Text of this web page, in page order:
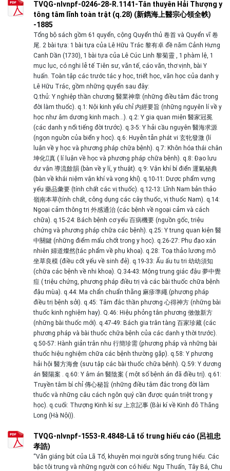
TVQG-nlvnpf-0246-28-R.1141-Tân thuyên Hải Thượng y
tông tâm lĩnh toàn trật (q.28) (新鐫海上醫宗心領全帙)
-1885
Tổng bộ sách gồm 61 quyển, cộng Quyển thủ 卷首 và Quyển vĩ 卷
尾. 2 bài tựa: 1 bài tựa của Lê Hữu Trác 黎有卓 đề năm Cảnh Hưng
Canh Dần (1730), 1 bài tựa của Lê Cúc Linh 黎菊靈 , 1 phàm lệ, 1
mục lục, có nghi lễ tế Tiên sư, văn tế, cáo văn, thơ vịnh, bài Y
huấn. Toàn tập các trước tác y học, triết học, văn học của danh y
Lê Hữu Trác, gồm những quyển sau đây:
Q.thủ: Y nghiệp thần chương 醫業神章 (những điều tâm đắc trong
đời làm thuốc). q.1: Nội kinh yếu chỉ 内經要旨 (những nguyên lí về y
học như âm dương kinh mạch…). q.2: Y gia quan miện 醫家冠冕
(các danh y nổi tiếng đời trước). q.3-5: Y hải cầu nguyên 醫海求源
(ngọn nguồn của biển y học). q.6: Huyễn tẫn phát vi 玄牝發溦 (lí
luận về y học và phương pháp chữa bệnh). q.7: Khôn hóa thái chân
坤化񠈚真 ( lí luận về học và phương pháp chữa bệnh). q.8: Đạo lưu
dư vận 導流餘韻 (bàn về y lí, y thuật). q.9: Vận khí bí điển 運氣秘典
(bàn về khái niệm vận khí và vọng khí). q.10-11: Dược phẩm vựng
yếu 藥品彙要 (tính chất các vị thuốc). q.12-13: Lĩnh Nam bản thảo
嶺南本草(tính chất, công dụng các cây thuốc, vị thuốc Nam). q.14:
Ngoại cảm thông trị 外感通治 (các bệnh về ngoại cảm và cách
chữa). q.15-24: Bách bệnh cơ yếu 百病機要 (nguồn gốc, triệu
chứng và phương pháp chữa các bệnh). q.25: Y trung quan kiện 醫
中關鍵 (những điểm mấu chốt trong y học). q.26-27: Phụ đạo xán
nhiên 婦道燦然(tác phẩm về phụ khoa). q.28: Toạ thảo lương mô
坐草良模 (điều cốt yếu về sinh đẻ). q.19-33: Ấu ấu tu tri 幼幼須知
(chữa các bệnh về nhi khoa). Q.34-43: Mộng trung giác đậu 夢中覺
痘 ( triệu chứng, phương pháp điều trị và các bài thuốc chữa bệnh
đậu mùa). q.44: Ma chẩn chuẩn thằng 麻疹準繩 (phương pháp
điều trị bệnh sởi). q.45: Tâm đắc thần phương 心得神方 (những bài
thuốc kinh nghiệm hay). Q.46: Hiệu phỏng tân phương 傚倣新方
(những bài thuốc mới). q.47-49: Bách gia trân tàng 百家珍藏 (các
phương pháp và bài thuốc chữa bệnh của các danh y thời trước).
q.50-57: Hành giản trân nhu 行簡珍需 (phương pháp và những bài
thuốc hiệu nghiệm chữa các bệnh thường gặp). q.58: Y phương
hải hội 醫方海會 (sưu tập các bài thuốc chữa bệnh). Q.59: Y dương
án 醫陽案 . q.60: Y âm án 醫陰案 ( một số bệnh án đã điều trị). q.61:
Truyền tâm bí chỉ 傳心秘旨 (những điều tâm đắc trong đời làm
thuốc và những câu cách ngôn quý cần được quán triệt trong y
học). q.cuối: Thượng Kinh kí sự 上京記事 (Bài kí về Kinh đô Thăng
Long (Hà Nội)).
TVQG-nlvnpf-1553-R.4848-Lã tổ trung hiếu cáo (呂祖忠
孝誥)
“Văn giáng bút của Lã Tổ, khuyên mọi người sống trung hiếu. Các
bậc tôi trung và những người con có hiếu: Ngu Thuấn, Tây Bá, Chu